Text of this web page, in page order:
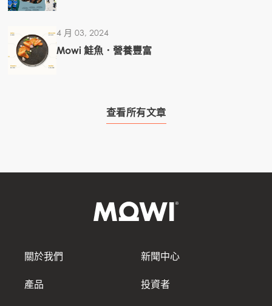
Mowi Canada East
Mowi Canada West
4 月 03, 2024
Mowi 鮭魚．營養豐富
查看所有文章
關於我們
產品
新聞中心
投資者